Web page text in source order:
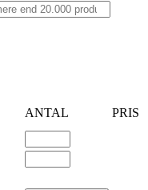
ANTAL PRIS